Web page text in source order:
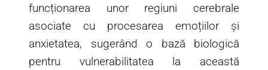
funcționarea unor regiuni cerebrale
asociate cu procesarea emoțiilor și
anxietatea, sugerând o bază biologică
pentru vulnerabilitatea la această